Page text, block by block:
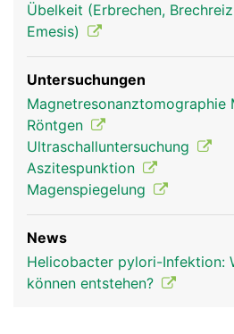
Übelkeit (Erbrechen,
Emesis)
Untersuchungen
Magnetresonanztomographie
Röntgen
Ultraschalluntersuchung
Aszitespunktion
Magenspiegelung
News
Helicobacter pylori-Infektion:
können entstehen?